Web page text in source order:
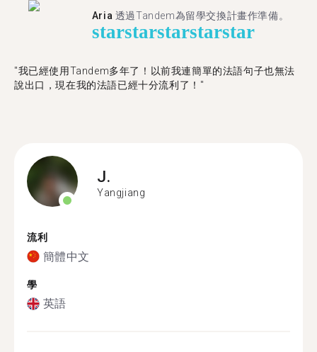
Aria 透過Tandem為留學交換計畫作準備。
starstarstarstarstar
"我已經使用Tandem多年了！以前我連簡單的法語句子也無法
說出口，現在我的法語已經十分流利了！"
J.
Yangjiang
流利
簡體中文
學
英語